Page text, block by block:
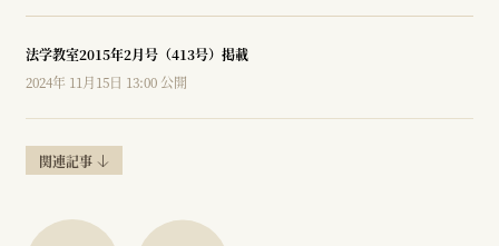
法学教室2015年2月号（413号）掲載
2024年 11月15日 13:00 公開
関連記事